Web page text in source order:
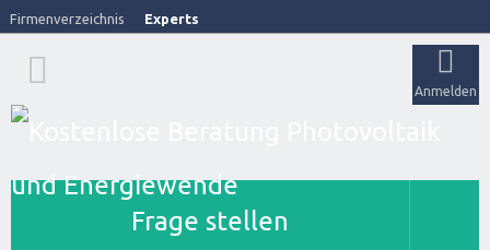
Firmenverzeichnis Experts
Anmelden
Frage stellen